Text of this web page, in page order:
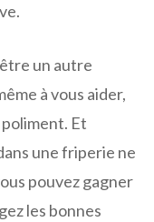
un autre
à vous aider,
Et
une friperie ne
pouvez gagner
les bonnes